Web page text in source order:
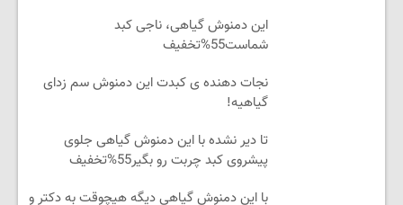
این دمنوش گیاهی، ناجی کبد
شماست55%تخفیف
نجات دهنده ی کبدت این دمنوش سم زدای
گیاهیه!
تا دیر نشده با این دمنوش گیاهی جلوی
پیشروی کبد چربت رو بگیر55%تخفیف
با این دمنوش گیاهی دیگه هیچوقت به دکتر و